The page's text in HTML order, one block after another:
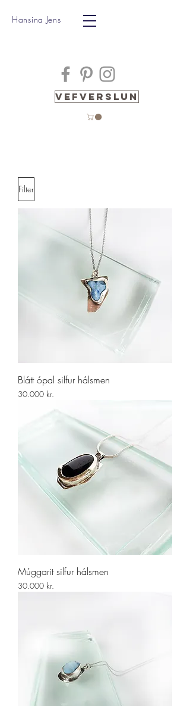
Hansina Jens
Vefverslun
Filter
Blátt ópal silfur hálsmen
Price
30.000 kr.
Múggarit silfur hálsmen
Price
30.000 kr.